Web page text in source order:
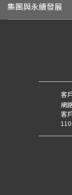
集團與永續發展
客
網
客